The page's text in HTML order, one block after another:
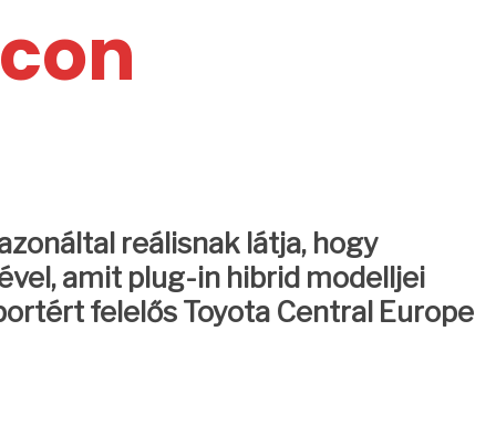
reálisnak látja, hogy
amit plug-in hibrid modelljei
felelős Toyota Central Europe